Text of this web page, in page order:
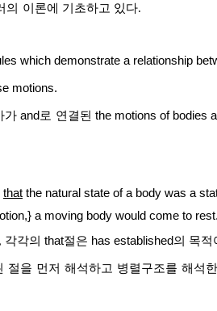
의 이론에 기초하고 있다.
which demonstrate a relationship
motions.
가 and로 연결된 the motions of bodies
that the natural state of a body was a
a moving body would come to rest.
, 각각의 that절은 has established의 목적
절을 먼저 해석하고 병렬구조를 해석